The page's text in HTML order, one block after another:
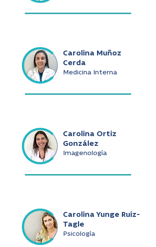
Carolina Muñoz
Cerda
Medicina Interna
Carolina Ortiz
González
Imagenología
Carolina Yunge Ruiz-
Tagle
Psicología